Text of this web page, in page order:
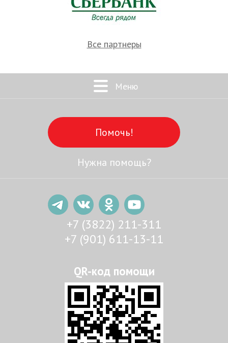
Все партнеры
Меню
Помочь!
Нужна помощь?
+7 (3822) 211-311
+7 (901) 611-13-11